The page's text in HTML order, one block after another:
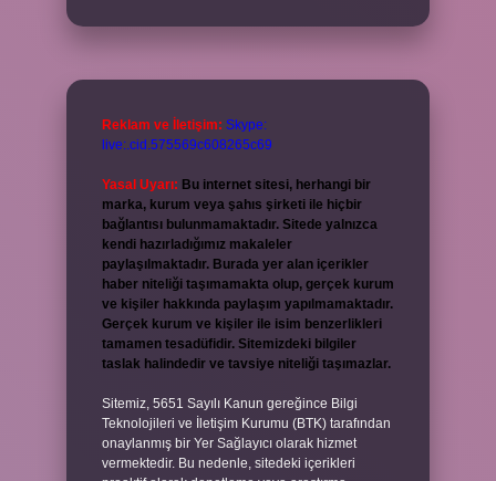
Reklam ve İletişim: Skype:
live:.cid.575569c608265c69
Yasal Uyarı: Bu internet sitesi, herhangi bir
marka, kurum veya şahıs şirketi ile hiçbir
bağlantısı bulunmamaktadır. Sitede yalnızca
kendi hazırladığımız makaleler
paylaşılmaktadır. Burada yer alan içerikler
haber niteliği taşımamakta olup, gerçek kurum
ve kişiler hakkında paylaşım yapılmamaktadır.
Gerçek kurum ve kişiler ile isim benzerlikleri
tamamen tesadüfidir. Sitemizdeki bilgiler
taslak halindedir ve tavsiye niteliği taşımazlar.
Sitemiz, 5651 Sayılı Kanun gereğince Bilgi
Teknolojileri ve İletişim Kurumu (BTK) tarafından
onaylanmış bir Yer Sağlayıcı olarak hizmet
vermektedir. Bu nedenle, sitedeki içerikleri